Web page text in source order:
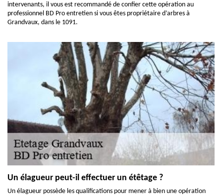
intervenants, il vous est recommandé de confier cette opération au
professionnel BD Pro entretien si vous êtes propriétaire d’arbres à
Grandvaux, dans le 1091.
Un élagueur peut-il effectuer un étêtage ?
Un élagueur possède les qualifications pour mener à bien une opération